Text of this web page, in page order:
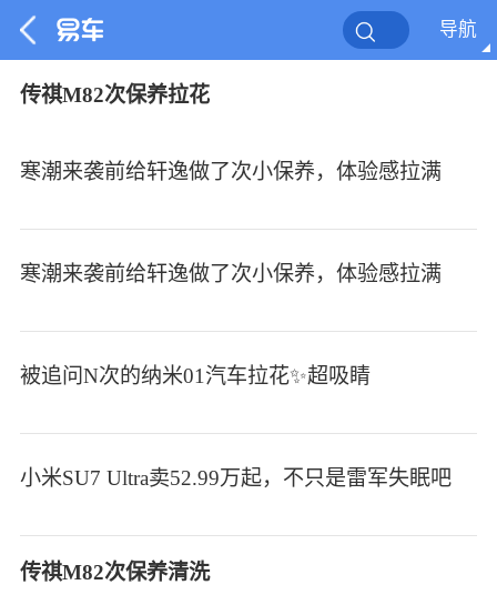
导航
传祺M82次保养拉花
寒潮来袭前给轩逸做了次小保养，体验感拉满
寒潮来袭前给轩逸做了次小保养，体验感拉满
被追问N次的纳米01汽车拉花✨超吸睛
小米SU7 Ultra卖52.99万起，不只是雷军失眠吧
传祺M82次保养清洗